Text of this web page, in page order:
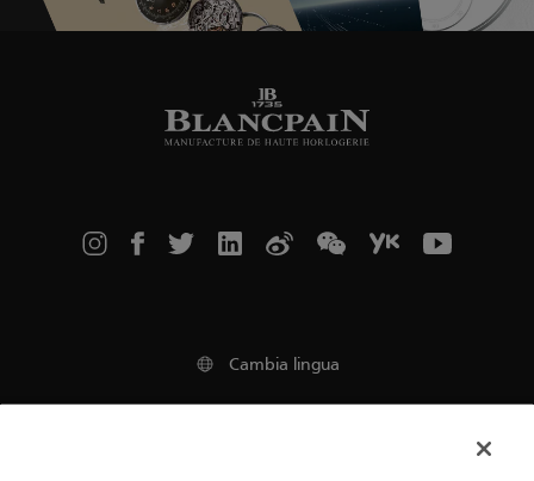
Cambia lingua